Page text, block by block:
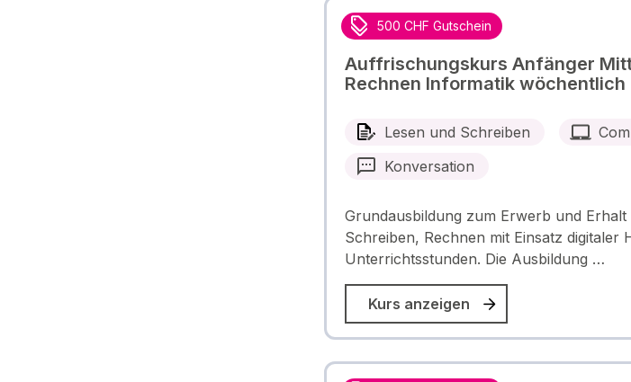
500 CHF Gutschein
Auffrischungskurs Anfänger
Rechnen Informatik wöchentlich
Lesen und Schreiben
Konversation
Grundausbildung zum Erwerb und
Schreiben, Rechnen mit Einsatz digitaler
Unterrichtsstunden. Die Ausbildung …
Kurs anzeigen